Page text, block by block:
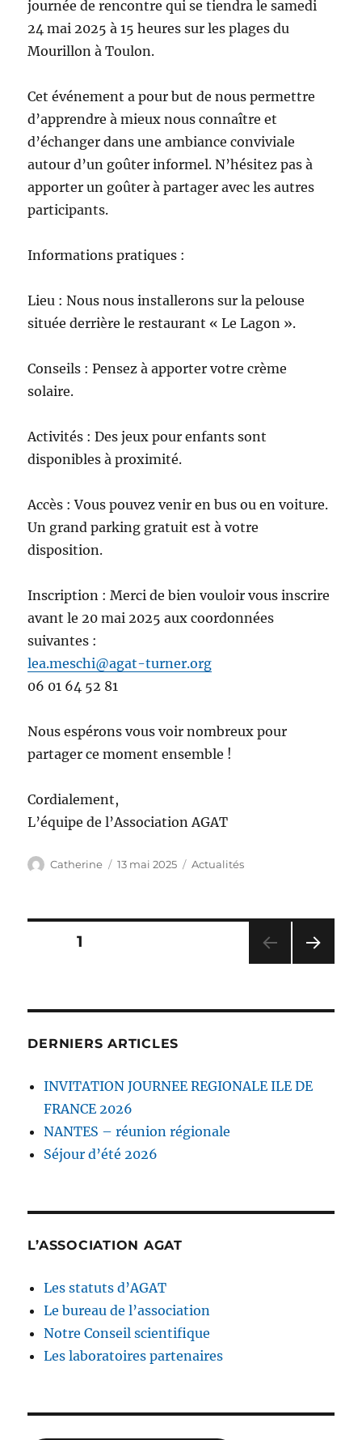
journée de rencontre qui se tiendra le samedi
24 mai 2025 à 15 heures sur les plages du
Mourillon à Toulon.
Cetévénement a pour but de nous permettre
d’apprendre à mieux nous connaître et
d’échanger dans une ambiance conviviale
autour d’un goûter informel. N’hésitez pas à
apporter un goûter à partager avec les autres
participants.
Informations pratiques :
Lieu : Nous nous installerons sur la pelouse
située derrière le restaurant « Le Lagon ».
Conseils : Pensez à apporter votre crème
solaire.
Activités : Des jeux pour enfants sont
disponibles à proximité.
Accès : Vous pouvez venir en bus ou en voiture.
Un grand parking gratuit est à votre
disposition.
Inscription : Merci de bien vouloir vous inscrire
avant le 20 mai 2025 aux coordonnées
suivantes :
lea.meschi@agat-turner.org
06 01 64 52 81
Nous espérons vous voir nombreux pour
partager ce moment ensemble !
Cordialement,
L’équipe de l’Association AGAT
Auteur
Catherine
Publié
13 mai 2025 Catégories
Actualités
Pagination
publications
PAGE1
ANT
DERNIERS ARTICLES
INVITATION JOURNEE REGIONALE ILE DE
FRANCE 2026
NANTES – réunion régionale
Séjour d’été 2026
L’ASSOCIATION AGAT
Les statuts d’AGAT
Le bureau de l’association
Notre Conseil scientifique
Les laboratoires partenaires